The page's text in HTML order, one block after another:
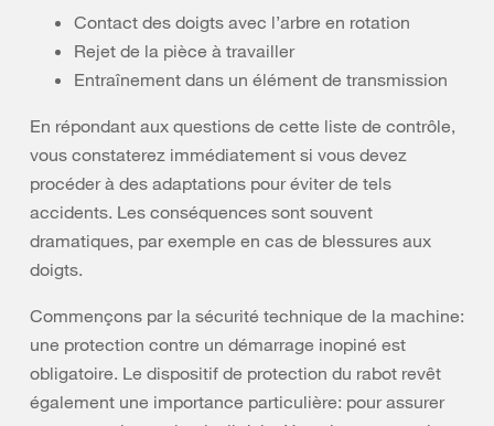
Contact des doigts avec l’arbre en rotation
Rejet de la pièce à travailler
Entraînement dans un élément de transmission
En répondant aux questions de cette liste de contrôle,
vous constaterez immédiatement si vous devez
procéder à des adaptations pour éviter de tels
accidents. Les conséquences sont souvent
dramatiques, par exemple en cas de blessures aux
doigts.
Commençons par la sécurité technique de la machine:
une protection contre un démarrage inopiné est
obligatoire. Le dispositif de protection du rabot revêt
également une importance particulière: pour assurer